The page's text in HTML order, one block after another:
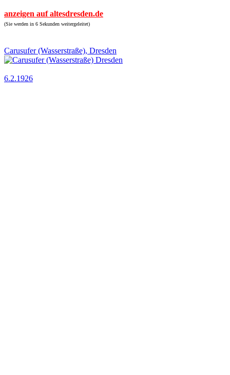
anzeigen auf altesdresden.de
(Sie werden in 6 Sekunden weitergeleitet)
Carusufer (Wasserstraße), Dresden
6.2.1926